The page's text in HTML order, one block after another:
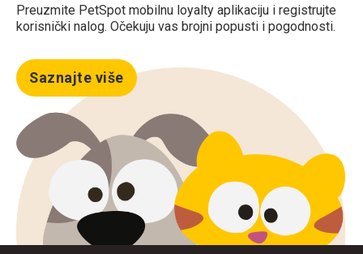
Preuzmite PetSpot mobilnu loyalty aplikaciju i registrujte
korisnički nalog. Očekuju vas brojni popusti i pogodnosti.
Saznajte više